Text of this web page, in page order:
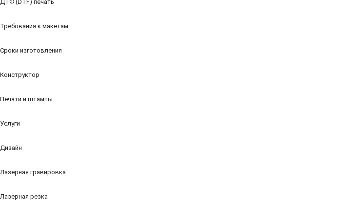
ДТФ (DTF) печать
Требования к макетам
Сроки изготовления
Конструктор
Печати и штампы
Услуги
Дизайн
Лазерная гравировка
Лазерная резка